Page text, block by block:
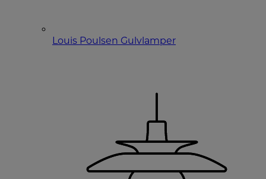
Louis Poulsen Gulvlamper